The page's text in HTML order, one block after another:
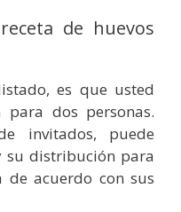
de huevos
es que usted
dos personas.
invitados, puede
su distribución para
de acuerdo con sus